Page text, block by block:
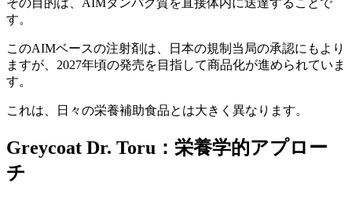
その目的は、AIMタンパク質を直接体内に送達することで
す。
このAIMベースの注射剤は、日本の規制当局の承認にもより
ますが、2027年頃の発売を目指して商品化が進められていま
す。
これは、日々の栄養補助食品とは大きく異なります。
Greycoat Dr. Toru：栄養学的アプロー
チ